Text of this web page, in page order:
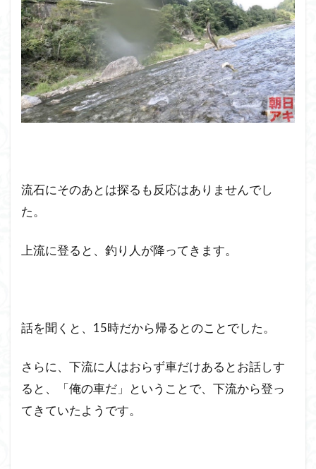
流石にそのあとは探るも反応はありませんでし
た。
上流に登ると、釣り人が降ってきます。
話を聞くと、15時だから帰るとのことでした。
さらに、下流に人はおらず車だけあるとお話しす
ると、「俺の車だ」ということで、下流から登っ
てきていたようです。